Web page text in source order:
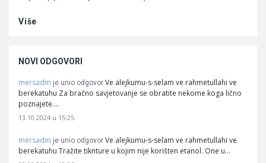
Više
NOVI ODGOVORI
mersadm je unio odgovor Ve alejkumu-s-selam ve rahmetullahi ve
berekatuhu Za bračno savjetovanje se obratite nekome koga lično
poznajete.…
13.10.2024 u 15:25
mersadm je unio odgovor Ve alejkumu-s-selam ve rahmetullahi ve
berekatuhu Tražite tiknture u kojim nije korišten etanol. One u…